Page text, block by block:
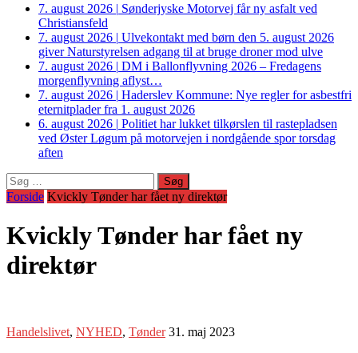
7. august 2026 | Sønderjyske Motorvej får ny asfalt ved
Christiansfeld
7. august 2026 | Ulvekontakt med børn den 5. august 2026
giver Naturstyrelsen adgang til at bruge droner mod ulve
7. august 2026 | DM i Ballonflyvning 2026 – Fredagens
morgenflyvning aflyst…
7. august 2026 | Haderslev Kommune: Nye regler for asbestfri
eternitplader fra 1. august 2026
6. august 2026 | Politiet har lukket tilkørslen til rastepladsen
ved Øster Løgum på motorvejen i nordgående spor torsdag
aften
Søg
efter:
Forside Kvickly Tønder har fået ny direktør
Kvickly Tønder har fået ny
direktør
Handelslivet, NYHED, Tønder 31. maj 2023